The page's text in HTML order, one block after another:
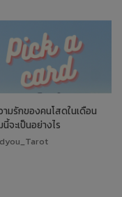
มรักของคนโสดในเดือน
จะเป็นอย่างไร